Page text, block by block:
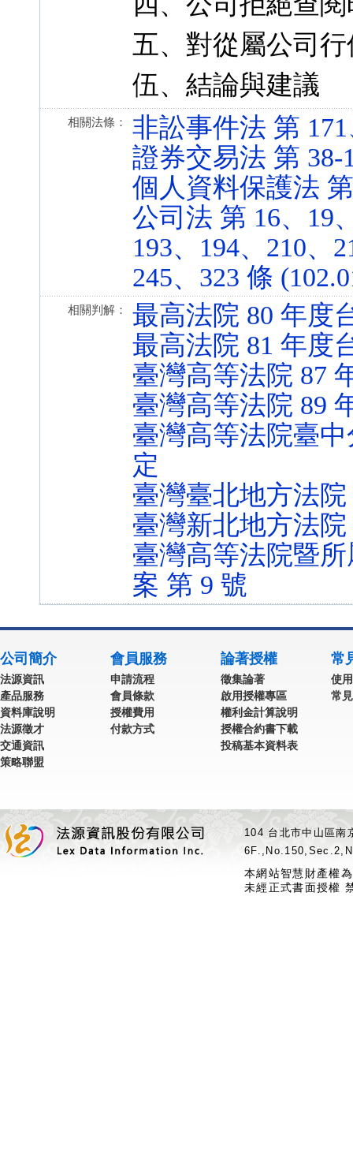
五、對從屬公司
伍、結論與建議
相關法條：
非訟事件法 第 171
證券交易法 第 38-
個人資料保護法
公司法 第 16、19
193、194、210、
245、323 條
相關判解：
最高法院 80 年度
最高法院 81 年度
臺灣高等法院 87
臺灣高等法院 89
臺灣高等法院臺
定
臺灣臺北地方法
臺灣新北地方法
臺灣高等法院暨
案 第 9 號
公司簡介
法源資訊
產品服務
資料庫說明
法源徵才
交通資訊
策略聯盟
會員服務
申請流程
會員條款
授權費用
付款方式
論著授權
徵集論著
啟用授權專區
權利金計算說明
授權合約書下載
投稿基本資料表
常
使
常
104 台北市中山區
本網站智慧財產權
未經正式書面授權